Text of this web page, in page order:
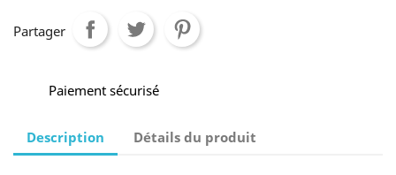
Partager
Paiement sécurisé
Description Détails du produit